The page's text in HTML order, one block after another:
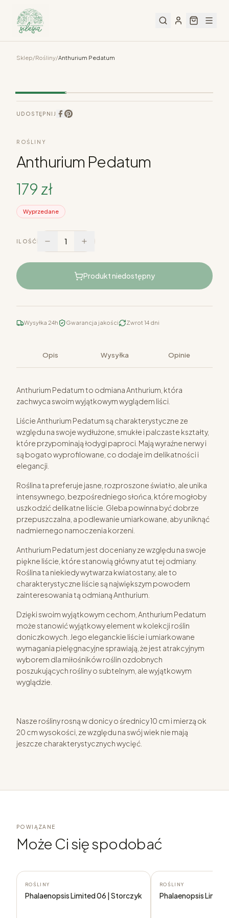
Sklep/Rośliny/Anthurium Pedatum
UDOSTĘPNIJ
ROŚLINY
Anthurium Pedatum
179 zł
Wyprzedane
ILOŚĆ 1
Produkt niedostępny
Wysyłka 24h Gwarancja jakości Zwrot 14 dni
Opis Wysyłka Opinie
Anthurium Pedatum to odmiana Anthurium, która
zachwyca swoim wyjątkowym wyglądem liści.
Liście Anthurium Pedatum są charakterystyczne ze
względu na swoje wydłużone, smukłe i palczaste kształty,
które przypominają łodygi paproci. Mają wyraźne nerwy i
są bogato wyprofilowane, co dodaje im delikatności i
elegancji.
Roślina ta preferuje jasne, rozproszone światło, ale unika
intensywnego, bezpośredniego słońca, które mogłoby
uszkodzić delikatne liście. Gleba powinna być dobrze
przepuszczalna, a podlewanie umiarkowane, aby uniknąć
nadmiernego namoczenia korzeni.
Anthurium Pedatum jest doceniany ze względu na swoje
piękne liście, które stanowią główny atut tej odmiany.
Roślina ta niekiedy wytwarza kwiatostany, ale to
charakterystyczne liście są największym powodem
zainteresowania tą odmianą Anthurium.
Dzięki swoim wyjątkowym cechom, Anthurium Pedatum
może stanowić wyjątkowy element w kolekcji roślin
doniczkowych. Jego eleganckie liście i umiarkowane
wymagania pielęgnacyjne sprawiają, że jest atrakcyjnym
wyborem dla miłośników roślin ozdobnych
poszukujących rośliny o subtelnym, ale wyjątkowym
wyglądzie.
Nasze rośliny rosną w donicy o średnicy 10 cm i mierzą ok
20 cm wysokości, ze względu na swój wiek nie mają
jeszcze charakterystycznych wycięć.
POWIĄZANE
Może Ci się spodobać
ROŚLINY
Phalaenopsis Limited 06 | Storczyk
ROŚLINY
Phalaenopsis